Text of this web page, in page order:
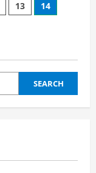
13 14
SEARCH